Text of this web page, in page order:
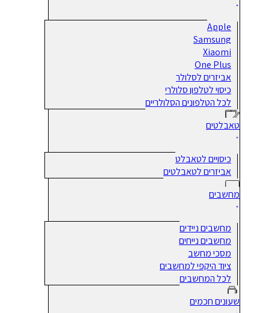
Apple
Samsung
Xiaomi
One Plus
אביזרים לסלולר
כיסוי לטלפון סלולרי
לכל הטלפונים הסלולריים
טאבלטים
כיסויים לטאבלט
אביזרים לטאבלטים
מחשבים
מחשבים ניידים
מחשבים נייחים
מסכי מחשב
ציוד היקפי למחשבים
לכל המחשבים
שעונים חכמים